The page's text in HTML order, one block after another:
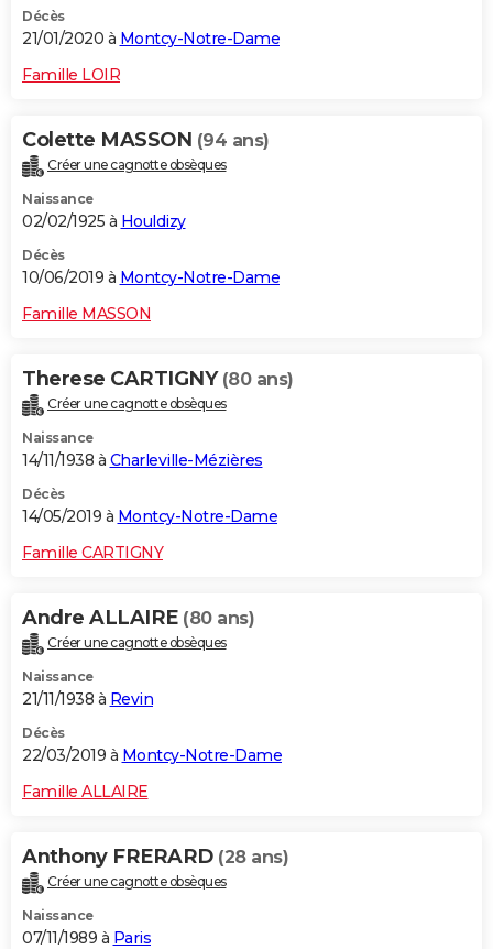
Décès
21/01/2020 à Montcy-Notre-Dame
Famille LOIR
Colette MASSON (94 ans)
Créer une cagnotte obsèques
Naissance
02/02/1925 à Houldizy
Décès
10/06/2019 à Montcy-Notre-Dame
Famille MASSON
Therese CARTIGNY (80 ans)
Créer une cagnotte obsèques
Naissance
14/11/1938 à Charleville-Mézières
Décès
14/05/2019 à Montcy-Notre-Dame
Famille CARTIGNY
Andre ALLAIRE (80 ans)
Créer une cagnotte obsèques
Naissance
21/11/1938 à Revin
Décès
22/03/2019 à Montcy-Notre-Dame
Famille ALLAIRE
Anthony FRERARD (28 ans)
Créer une cagnotte obsèques
Naissance
07/11/1989 à Paris